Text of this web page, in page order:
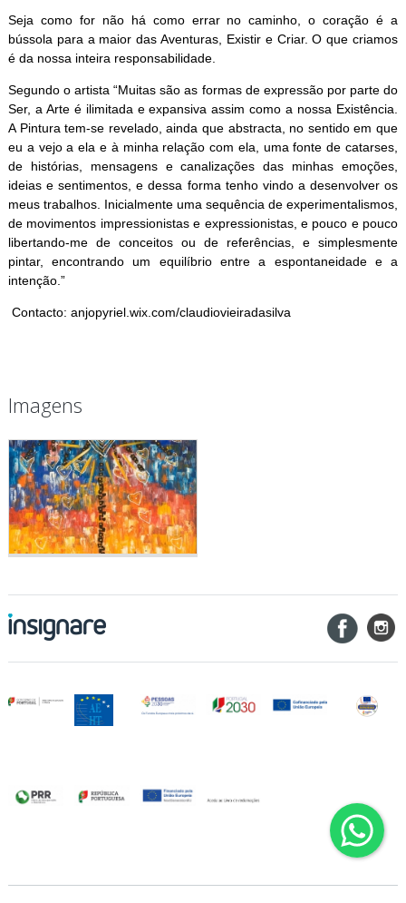
Seja como for não há como errar no caminho, o coração é a
bússola para a maior das Aventuras, Existir e Criar. O que criamos
é da nossa inteira responsabilidade.
Segundo o artista “Muitas são as formas de expressão por parte do
Ser, a Arte é ilimitada e expansiva assim como a nossa Existência.
A Pintura tem-se revelado, ainda que abstracta, no sentido em que
eu a vejo a ela e à minha relação com ela, uma fonte de catarses,
de histórias, mensagens e canalizações das minhas emoções,
ideias e sentimentos, e dessa forma tenho vindo a desenvolver os
meus trabalhos. Inicialmente uma sequência de experimentalismos,
de movimentos impressionistas e expressionistas, e pouco e pouco
libertando-me de conceitos ou de referências, e simplesmente
pintar, encontrando um equilíbrio entre a espontaneidade e a
intenção.”
Contacto: anjopyriel.wix.com/claudiovieiradasilva
Imagens